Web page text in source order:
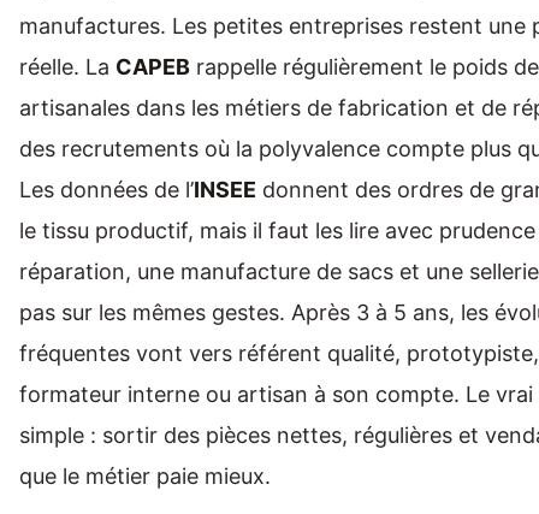
manufactures. Les petites entreprises restent une
réelle. La CAPEB rappelle régulièrement le poids
artisanales dans les métiers de fabrication et de
des recrutements où la polyvalence compte plus
Les données de l’INSEE donnent des ordres de
le tissu productif, mais il faut les lire avec
réparation, une manufacture de sacs et une
pas sur les mêmes gestes. Après 3 à 5 ans, les
fréquentes vont vers référent qualité, prototypiste,
formateur interne ou artisan à son compte. Le vrai
simple : sortir des pièces nettes, régulières et
que le métier paie mieux.